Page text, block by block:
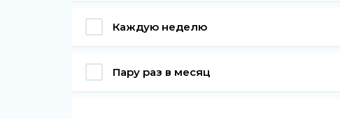
Каждую неделю
Пару раз в месяц